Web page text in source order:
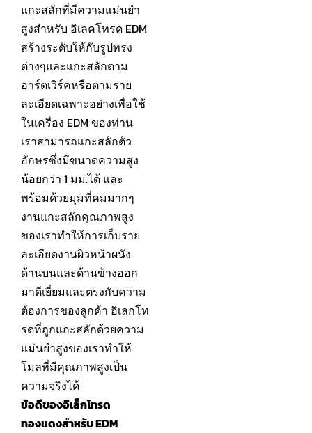
แกะสลักที่มีความแม่นยำ
สูงสำหรับ อิเลคโทรด EDM
สร้างระดับให้กับรูปทรง
ต่างๆและแกะสลักตาม
อาร์ตเวิร์คหรือตามราย
ละเอียดเฉพาะอย่างเพื่อใช้
ในเครื่อง EDM ของท่าน
เราสามารถแกะสลักตัว
อักษรซึ่งมีขนาดความสูง
น้อยกว่า 1 มม.ได้ และ
พร้อมด้วยมุมที่คมมากๆ
งานแกะสลักคุณภาพสูง
ของเราทำให้การเก็บราย
ละเอียดงานผิวหน้าผนัง
ด้านบนและด้านข้างออก
มาดีเยี่ยมและตรงกับความ
ต้องการของลูกค้า อิเลกโท
รดที่ถูกแกะสลักด้วยความ
แม่นยำสูงของเราทำให้
โมลที่มีคุณภาพสูงเป็น
ความจริงได้
ข้อดีของอิเล็กโทรด
ทองแดงสำหรับ EDM